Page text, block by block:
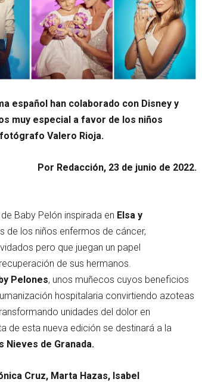
español han colaborado con Disney y
muy especial a favor de los niños
Valero Rioja.
Por Redacción, 23 de junio de 2022.
Baby Pelón inspirada en Elsa y
de los niños enfermos de cáncer,
pero que juegan un papel
de sus hermanos.
Pelones, unos muñecos cuyos beneficios
hospitalaria convirtiendo azoteas
unidades del dolor en
de esta nueva edición se destinará a la
Nieves de Granada.
Cruz, Marta Hazas, Isabel